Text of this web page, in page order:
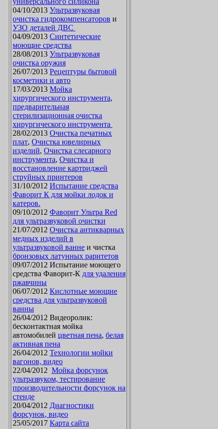
04/10/2013 Ультразвуковая
очистка гидрокомпенсаторов и
УЗО деталей ДВС
04/09/2013 Синтетические
моющие средства
28/08/2013 Ультразвуковая
очистка оружия
26/07/2013 Рецептуры бытовой
косметики и авто
17/03/2013 Мойка
хирургического инструмента,
предварительная
стерилизационная очистка
хирургического инструмента
28/02/2013 Очистка печатных
плат, Очистка ювелирных
изделий, Очистка слесарного
инструмента, Очистка и
восстановление картриджей
струйных принтеров
31/10/2012 Испытание средства
Фаворит К для мойки лодок и
катеров.
09/10/2012 Фаворит Ультра Red
для ультразвуковой очистки
21/07/2012 Очистка антикварных
медных изделий в
ультразвуковой ванне и чистка
бронзовых латунных раритетов
09/07/2012 Испытание моющего
средства Фаворит-К для удаления
ржавчины
06/07/2012 Кислотные моющие
средства для ультразвуковой
ванны
26/04/2012 Видеоролик:
бесконтактная мойка
автомобилей цветная пена, белая
активная пена
26/04/2012 Технологии мойки
вагонов, видео
22/04/2012 Мойка форсунок
ультразвуком, тестирование
производительности форсунок на
стенде
20/04/2012 Диагностики
форсунок, видео
25/05/2017 Карта сайта